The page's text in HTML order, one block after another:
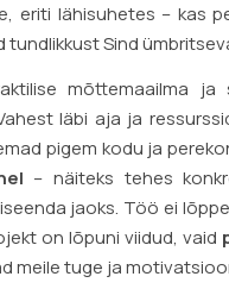
eriti lähisuhetes – kas
Sind
mõttemaailma ja
läbi aja ja
pigem kodu ja
– näiteks tehes
jaoks. Töö ei
on lõpuni viidud, vaid
meile tuge ja